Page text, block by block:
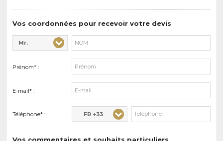
Vos coordonnées pour recevoir votre devis
Civilité* :
Mr.
Nom* :
Prénom* :
E-mail* :
Téléphone* : FR +33